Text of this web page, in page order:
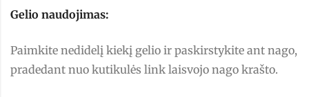
Gelio naudojimas:
Paimkite nedidelį kiekį gelio ir paskirstykite ant nago,
pradedant nuo kutikulės link laisvojo nago krašto.